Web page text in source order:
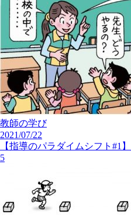
教師の学び
2021/07/22
【指導のパラダイムシフト#1
5